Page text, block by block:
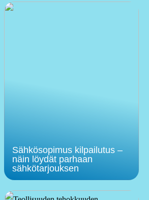
Sähkösopimus kilpailutus –
näin löydät parhaan
sähkötarjouksen